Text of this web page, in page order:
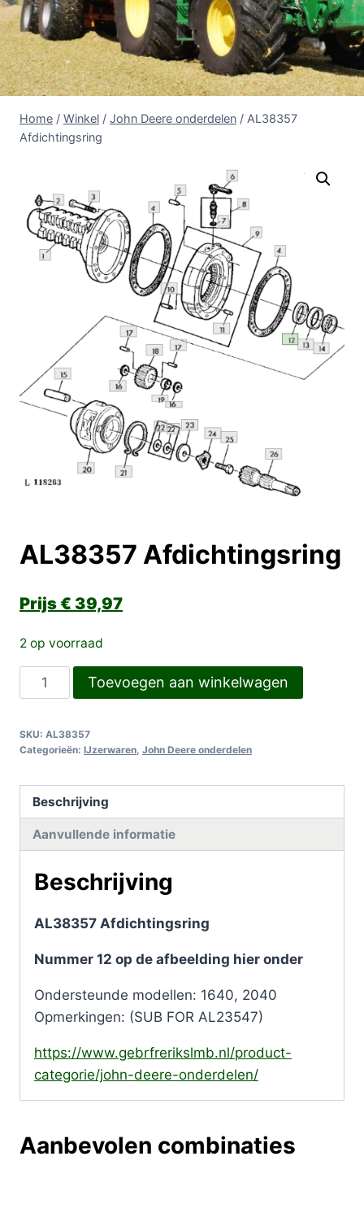
Home / Winkel / John Deere onderdelen / AL38357
Afdichtingsring
AL38357 Afdichtingsring
€ 39,97
2 op voorraad
AL38357
Afdichtingsring
Toevoegen aan winkelwagen
SKU: AL38357
Categorieën: IJzerwaren John Deere onderdelen
Beschrijving
Aanvullende informatie
Beschrijving
AL38357 Afdichtingsring
Nummer 12 op de afbeelding hier onder
Ondersteunde modellen: 1640, 2040
Opmerkingen: (SUB FOR AL23547)
https://www.gebrfrerikslmb.nl/product-
categorie/john-deere-onderdelen/
Aanbevolen combinaties